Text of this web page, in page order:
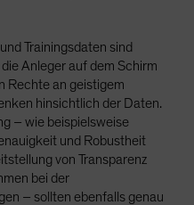
Trainingsdaten sind
Anleger auf dem Schirm
Rechte an geistigem
hinsichtlich der Daten.
– wie beispielsweise
und Robustheit
von Transparenz
bei der
– sollten ebenfalls genau